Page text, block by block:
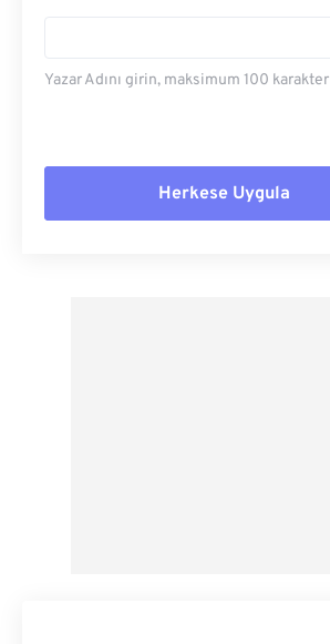
Yazar Adını girin, maksimum 100 karakter
Herkese Uygula